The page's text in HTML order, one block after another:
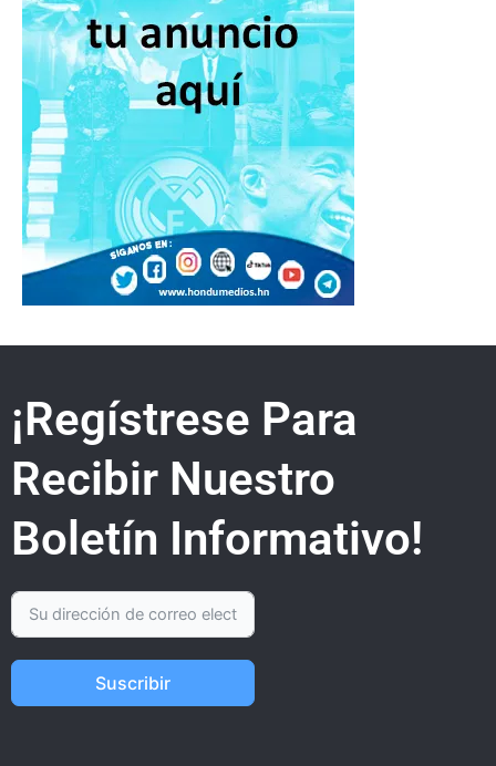
¡Regístrese Para
Recibir Nuestro
Boletín Informativo!
Suscribir